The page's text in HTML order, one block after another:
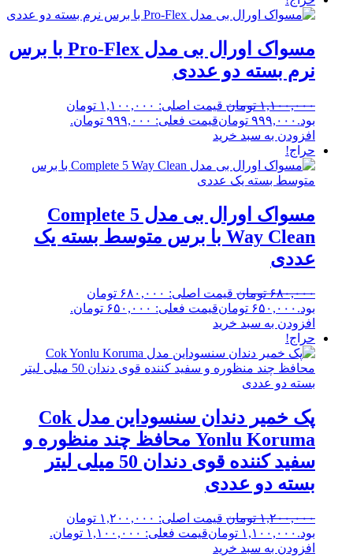
مسواک اورال بی مدل Pro-Flex با برس
نرم بسته دو عددی
۱,۱۰۰,۰۰۰ تومان
قیمت اصلی: ۱,۱۰۰,۰۰۰ تومان
بود. ۹۹۹,۰۰۰ تومانقیمت فعلی: ۹۹۹,۰۰۰ تومان.
افزودن به سبد خرید
حراج!
مسواک اورال بی مدل Complete 5
Way Clean با برس متوسط بسته یک
عددی
۶۸۰,۰۰۰ تومان
قیمت اصلی: ۶۸۰,۰۰۰ تومان
بود. ۶۵۰,۰۰۰ تومانقیمت فعلی: ۶۵۰,۰۰۰ تومان.
افزودن به سبد خرید
حراج!
پک خمیر دندان سنسوداین مدل Cok
Yonlu Koruma محافظ چند منظوره و
سفید کننده قوی دندان 50 میلی لیتر
بسته دو عددی
۱,۲۰۰,۰۰۰ تومان
قیمت اصلی: ۱,۲۰۰,۰۰۰ تومان
بود. ۱,۱۰۰,۰۰۰ تومانقیمت فعلی: ۱,۱۰۰,۰۰۰ تومان.
افزودن به سبد خرید